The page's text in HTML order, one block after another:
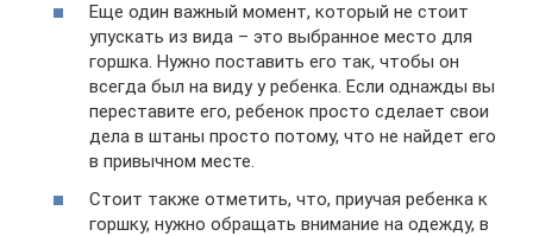
Еще один важный момент, который не стоит
упускать из вида – это выбранное место для
горшка. Нужно поставить его так, чтобы он
всегда был на виду у ребенка. Если однажды вы
переставите его, ребенок просто сделает свои
дела в штаны просто потому, что не найдет его
в привычном месте.
Стоит также отметить, что, приучая ребенка к
горшку, нужно обращать внимание на одежду, в